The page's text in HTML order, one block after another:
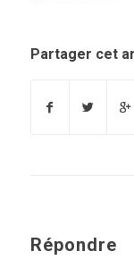
Partager cet
Répondre